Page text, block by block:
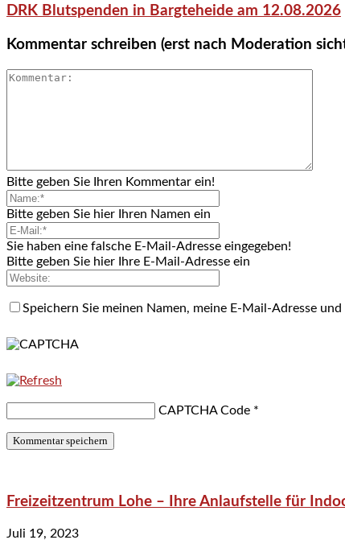
DRK Blutspenden in Bargteheide am 12.08.2026
Kommentar schreiben (erst nach Moderation
Bitte geben Sie Ihren Kommentar ein!
Bitte geben Sie hier Ihren Namen ein
Sie haben eine falsche E-Mail-Adresse eingegeben!
Bitte geben Sie hier Ihre E-Mail-Adresse ein
Speichern Sie meinen Namen, meine E-Mail-Adresse
CAPTCHA Code *
Freizeitzentrum Lohe – Ihre Anlaufstelle für
Juli 19, 2023